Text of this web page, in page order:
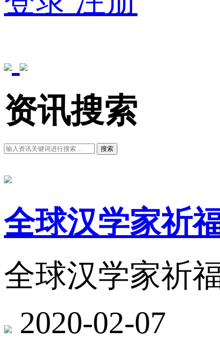
资讯搜索
搜索
全球汉学家祈
全球汉学家祈
2020-02-07